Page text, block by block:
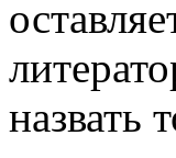
назвать